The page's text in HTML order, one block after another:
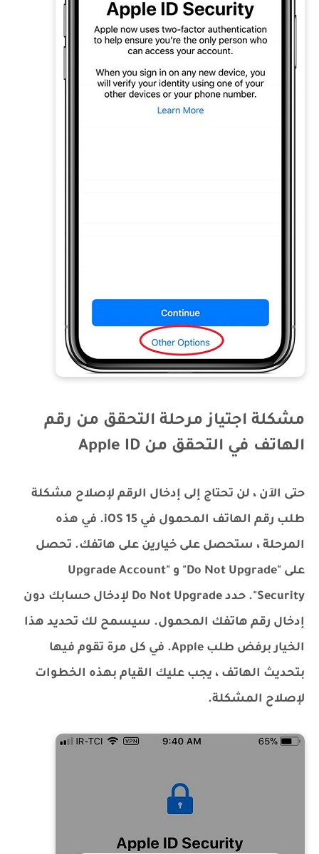
مشكلة اجتياز مرحلة التحقق من رقم
الهاتف في التحقق من Apple ID
حتى الآن ، لن تحتاج إلى إدخال الرقم لإصلاح مشكلة
طلب رقم الهاتف المحمول في iOS 15. في هذه
المرحلة ، ستحصل على خيارين على هاتفك. تحصل
على "Do Not Upgrade" و "Upgrade Account
Security". حدد Do Not Upgrade لإدخال حسابك دون
إدخال رقم هاتفك المحمول. سيسمح لك تحديد هذا
الخيار برفض طلب Apple. في كل مرة تقوم فيها
بتحديث الهاتف ، يجب عليك القيام بهذه الخطوات
لإصلاح المشكلة.